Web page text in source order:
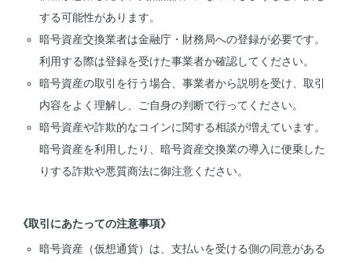
する可能性があります。
暗号資産交換業者は金融庁・財務局への登録が必要です。
利用する際は登録を受けた事業者か確認してください。
暗号資産の取引を行う場合、事業者から説明を受け、取引
内容をよく理解し、ご自身の判断で行ってください。
暗号資産や詐欺的なコインに関する相談が増えています。
暗号資産を利用したり、暗号資産交換業の導入に便乗した
りする詐欺や悪質商法に御注意ください。
《取引にあたっての注意事項》
暗号資産（仮想通貨）は、支払いを受ける側の同意がある